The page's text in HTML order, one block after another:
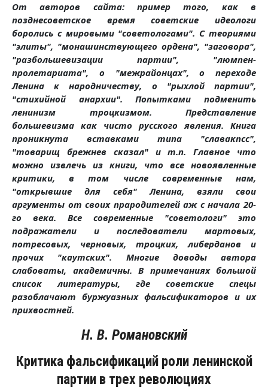
От авторов сайта: пример того, как в
позднесоветское время советские идеологи
боролись с мировыми "советологами". С теориями
"элиты", "монашинствующего ордена", "заговора",
"разбольшевизации партии", "люмпен-
пролетариата", о "межрайонцах", о переходе
Ленина к народничеству, о "рыхлой партии",
"стихийной анархии". Попытками подменить
ленинизм троцкизмом. Представление
большевизма как чисто русского явления. Книга
проникнута вставками типа "славакпсс",
"товарищ брежнев сказал" и т.п. Главное что
можно извлечь из книги, что все новоявленные
критики, в том числе современные нам,
"открывшие для себя" Ленина, взяли свои
аргументы от своих прародителей аж с начала 20-
го века. Все современные "советологи" это
подражатели и последователи мартовых,
потресовых, черновых, троцких, либерданов и
прочих "каутских". Многие доводы автора
слабоваты, академичны. В примечаниях большой
список литературы, где советские спецы
разоблачают буржуазных фальсификаторов и их
прихвостней.
Н. В. Романовский
Критика фальсификаций роли ленинской
партии в трех революциях